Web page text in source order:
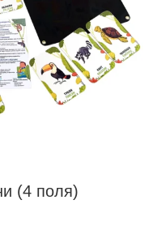
(4 поля)